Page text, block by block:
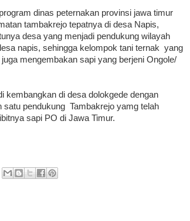
dinas peternakan provinsi jawa timur
tambakrejo tepatnya di desa Napis,
desa yang menjadi pendukung wilayah
napis, sehingga kelompok tani ternak yang
mengembakan sapi yang berjeni Ongole/
kembangkan di desa dolokgede dengan
satu pendukung Tambakrejo yamg telah
sapi PO di Jawa Timur.